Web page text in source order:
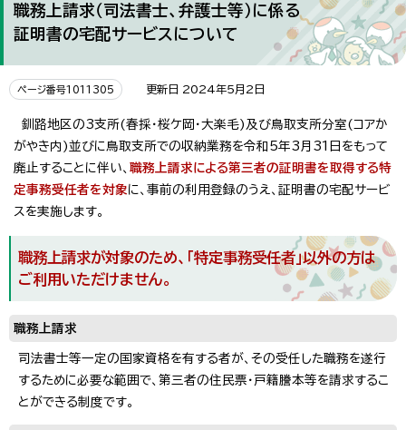
職務上請求（司法書士、弁護士等）に係る
証明書の宅配サービスについて
ページ番号1011305 更新日 2024年5月2日
釧路地区の3支所(春採・桜ケ岡・大楽毛)及び鳥取支所分室(コアか
がやき内)並びに鳥取支所での収納業務を令和5年3月31日をもって
廃止することに伴い、 職務上請求による第三者の証明書を取得する特
定事務受任者を対象に、事前の利用登録のうえ、証明書の宅配サービ
スを実施します。
職務上請求が対象のため、「特定事務受任者」以外の方は
ご利用いただけません。
職務上請求
司法書士等一定の国家資格を有する者が、その受任した職務を遂行
するために必要な範囲で、第三者の住民票・戸籍謄本等を請求するこ
とができる制度です。